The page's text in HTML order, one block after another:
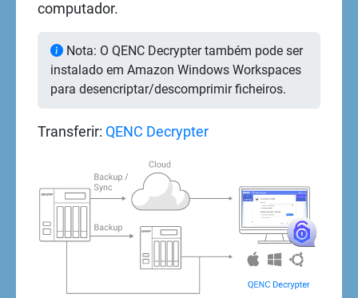
computador.
Nota: O QENC Decrypter também pode ser
instalado em Amazon Windows Workspaces
para desencriptar/descomprimir ficheiros.
Transferir: QENC Decrypter